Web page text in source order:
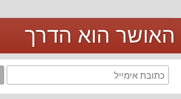
האושר הוא הדרך